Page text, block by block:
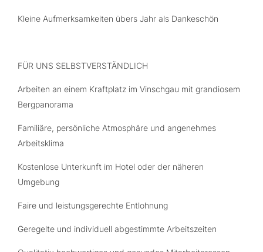
Kleine Aufmerksamkeiten übers Jahr als Dankeschön
FÜR UNS SELBSTVERSTÄNDLICH
Arbeiten an einem Kraftplatz im Vinschgau mit grandiosem
Bergpanorama
Familiäre, persönliche Atmosphäre und angenehmes
Arbeitsklima
Kostenlose Unterkunft im Hotel oder der näheren
Umgebung
Faire und leistungsgerechte Entlohnung
Geregelte und individuell abgestimmte Arbeitszeiten